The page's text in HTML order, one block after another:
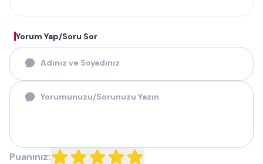
Yorum Yap/Soru Sor
Puanınız: